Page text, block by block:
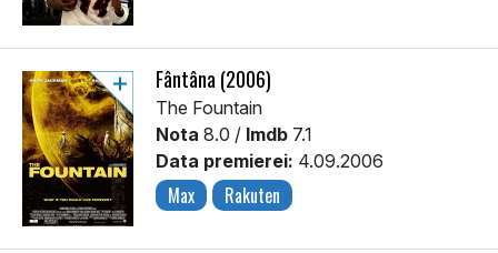
Fântâna (2006)
The Fountain
Nota 8.0 / Imdb 7.1
Data premierei: 4.09.2006
Max Rakuten